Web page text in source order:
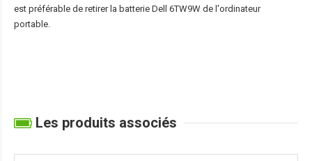
est préférable de retirer la batterie Dell 6TW9W de l'ordinateur
portable.
Les produits associés